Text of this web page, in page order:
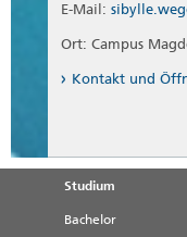
E-Mail:
Ort: Campus
Kontakt und
Studium
Bachelor